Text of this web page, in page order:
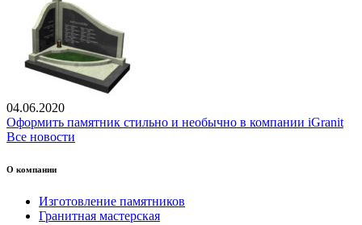
04.06.2020
Оформить памятник стильно и необычно в компании iGranit
Все новости
О компании
Изготовление памятников
Гранитная мастерская